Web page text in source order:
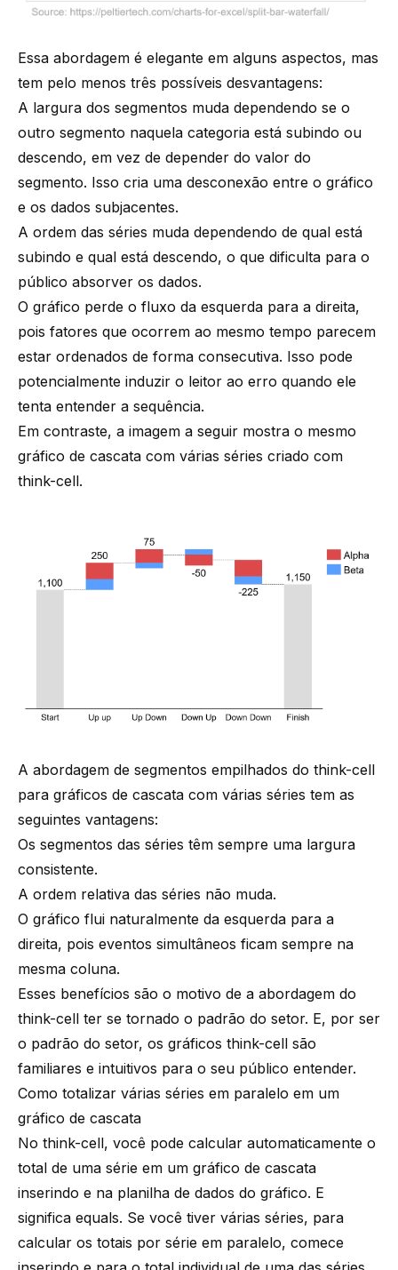
Essa abordagem é elegante em alguns aspectos, mas
tem pelo menos três possíveis desvantagens:
A largura dos segmentos muda dependendo se o
outro segmento naquela categoria está subindo ou
descendo, em vez de depender do valor do
segmento. Isso cria uma desconexão entre o gráfico
e os dados subjacentes.
A ordem das séries muda dependendo de qual está
subindo e qual está descendo, o que dificulta para o
público absorver os dados.
O gráfico perde o fluxo da esquerda para a direita,
pois fatores que ocorrem ao mesmo tempo parecem
estar ordenados de forma consecutiva. Isso pode
potencialmente induzir o leitor ao erro quando ele
tenta entender a sequência.
Em contraste, a imagem a seguir mostra o mesmo
gráfico de cascata com várias séries criado com
think-cell.
A abordagem de segmentos empilhados do think-cell
para gráficos de cascata com várias séries tem as
seguintes vantagens:
Os segmentos das séries têm sempre uma largura
consistente.
A ordem relativa das séries não muda.
O gráfico flui naturalmente da esquerda para a
direita, pois eventos simultâneos ficam sempre na
mesma coluna.
Esses benefícios são o motivo de a abordagem do
think-cell ter se tornado o padrão do setor. E, por ser
o padrão do setor, os gráficos think-cell são
familiares e intuitivos para o seu público entender.
Como totalizar várias séries em paralelo em um
gráfico de cascata
No think-cell, você pode calcular automaticamente o
total de uma série em um gráfico de cascata
inserindo e na planilha de dados do gráfico. E
significa equals. Se você tiver várias séries, para
calcular os totais por série em paralelo, comece